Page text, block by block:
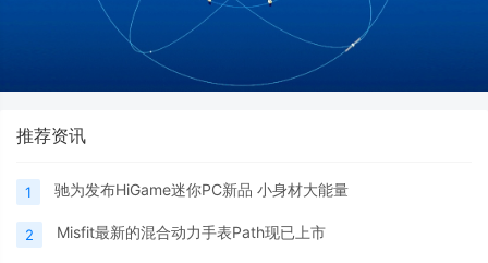
推荐资讯
1 驰为发布HiGame迷你PC新品 小身材大能量
2 Misfit最新的混合动力手表Path现已上市